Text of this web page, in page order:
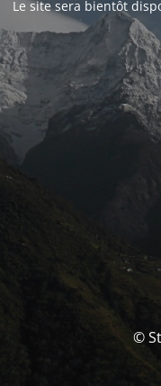
Le site sera bientôt
©